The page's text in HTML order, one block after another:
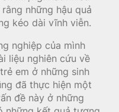
những hậu quả
kéo dài vĩnh viễn.
nghiệp của mình
liệu nghiên cứu về
em ở những sinh
đã thực hiện một
đề này ở những